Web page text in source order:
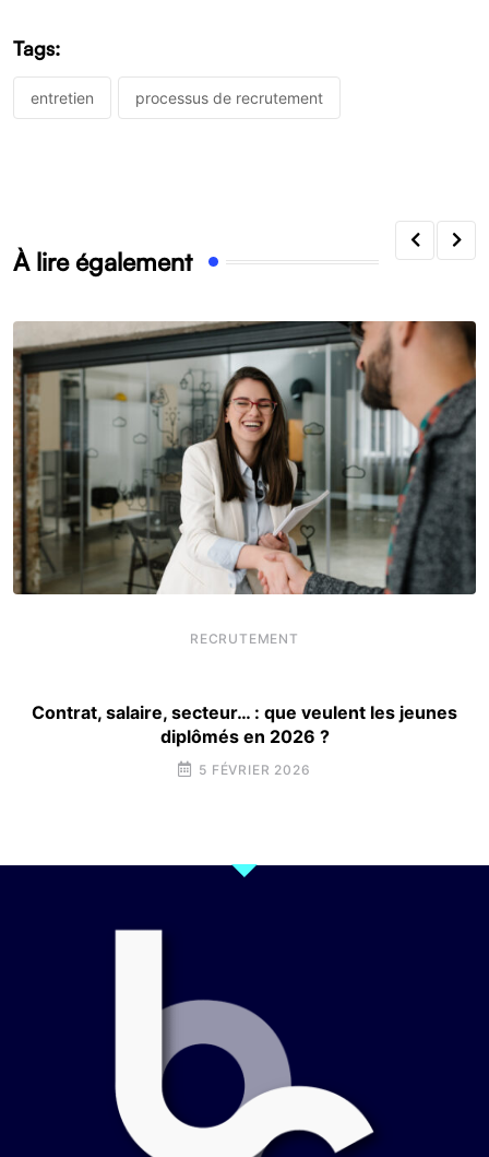
Tags:
entretien processus de recrutement
À lire également
RECRUTEMENT
Contrat, salaire, secteur… : que veulent les jeunes
diplômés en 2026 ?
5 FÉVRIER 2026